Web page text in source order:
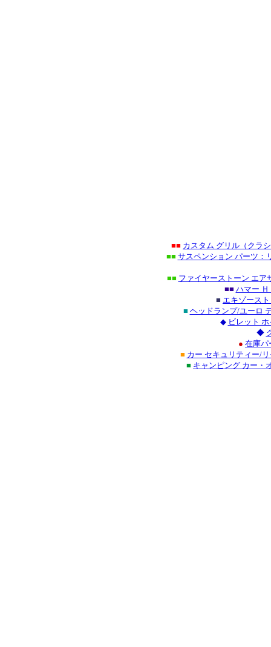
■■ カスタム グリル（クラ
■■ サスペンション パーツ：
■■ ファイヤーストーン エア
■■ ハマー
■ エキゾース
■ ヘッドランプ/ユーロ
◆ ビレット
◆
● 在庫パ
■ カー セキュリティー/
■ キャンピング カー・